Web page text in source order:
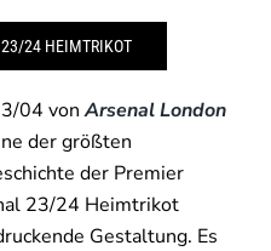
23/24 HEIMTRIKOT
04 vonArsenal London
der größten
der Premier
23/24 Heimtrikot
Gestaltung. Es